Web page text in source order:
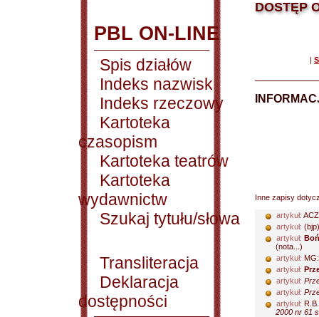
PBL ON-LINE
Spis działów
Indeks nazwisk
Indeks rzeczowy
Kartoteka
czasopism
Kartoteka teatrów
Kartoteka
wydawnictw
Szukaj tytułu/słowa
Transliteracja
Deklaracja
dostępności
DOSTĘP
|
Inne zapisy
artykuł:
artykuł:
artykuł:
(nota...)
artykuł:
artykuł:
artykuł:
artykuł:
artykuł:
2000 nr 61